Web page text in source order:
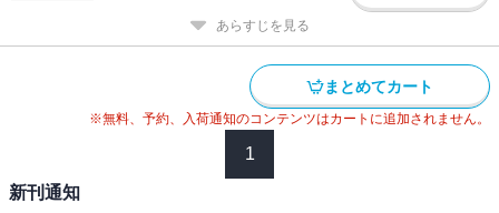
あらすじを見る
まとめてカート
※無料、予約、入荷通知のコンテンツはカートに追加されません。
1
新刊通知